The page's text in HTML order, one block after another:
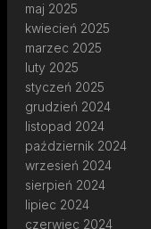
maj 2025
kwiecień 2025
marzec 2025
luty 2025
styczeń 2025
grudzień 2024
listopad 2024
październik 2024
wrzesień 2024
sierpień 2024
lipiec 2024
czerwiec 2024